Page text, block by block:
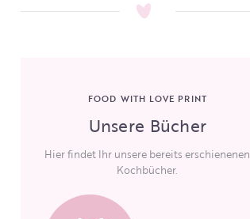
FOOD WITH LOVE PRINT
Unsere Bücher
Hier findet Ihr unsere bereits erschienenen
Kochbücher.